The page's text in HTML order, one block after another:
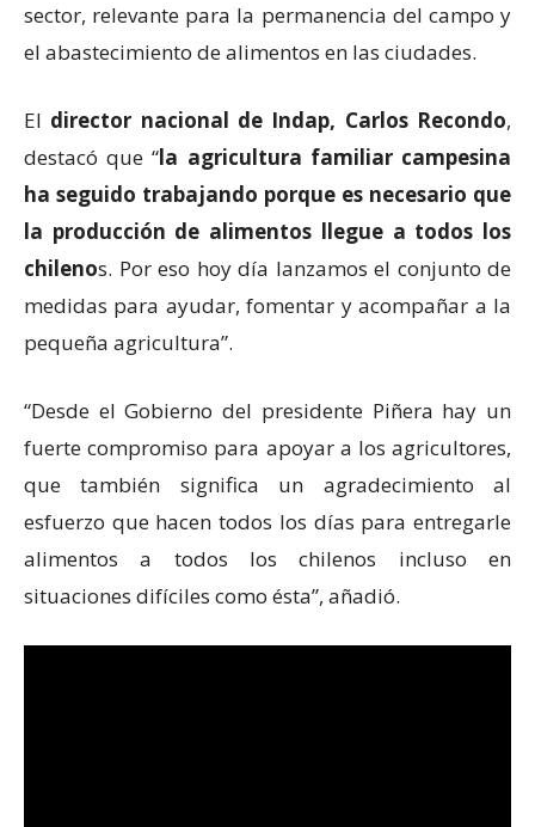
sector, relevante para la permanencia del campo y
el abastecimiento de alimentos en las ciudades.
El director nacional de Indap, Carlos Recondo,
destacó que “la agricultura familiar campesina
ha seguido trabajando porque es necesario que
la producción de alimentos llegue a todos los
chilenos. Por eso hoy día lanzamos el conjunto de
medidas para ayudar, fomentar y acompañar a la
pequeña agricultura”.
“Desde el Gobierno del presidente Piñera hay un
fuerte compromiso para apoyar a los agricultores,
que también significa un agradecimiento al
esfuerzo que hacen todos los días para entregarle
alimentos a todos los chilenos incluso en
situaciones difíciles como ésta”, añadió.